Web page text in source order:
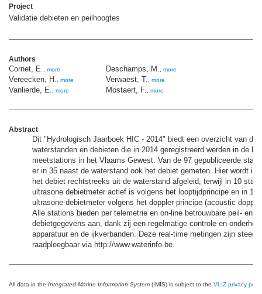
Project
Validatie debieten en peilhoogtes
Authors
Cornet, E., more
Vereecken, H., more
Vanlierde, E., more
Deschamps, M., more
Verwaest, T., more
Mostaert, F., more
Abstract
Dit "Hydrologisch Jaarboek HIC - 2014" biedt een overzicht van de
waterstanden en debieten die in 2014 geregistreerd werden in de
meetstations in het Vlaams Gewest. Van de 97 gepubliceerde
er in 35 naast de waterstand ook het debiet gemeten. Hier wordt in
het debiet rechtstreeks uit de waterstand afgeleid, terwijl in 10
ultrasone debietmeter actief is volgens het looptijdprincipe en in 14
ultrasone debietmeter volgens het doppler-principe (acoustic
Alle stations bieden per telemetrie en on-line betrouwbare peil- en
debietgegevens aan, dank zij een regelmatige controle en
apparatuur en de ijkverbanden. Deze real-time metingen zijn steeds
raadpleegbaar via http://www.waterinfo.be.
All data in the Integrated Marine Information System (IMIS) is subject to the VLIZ privacy